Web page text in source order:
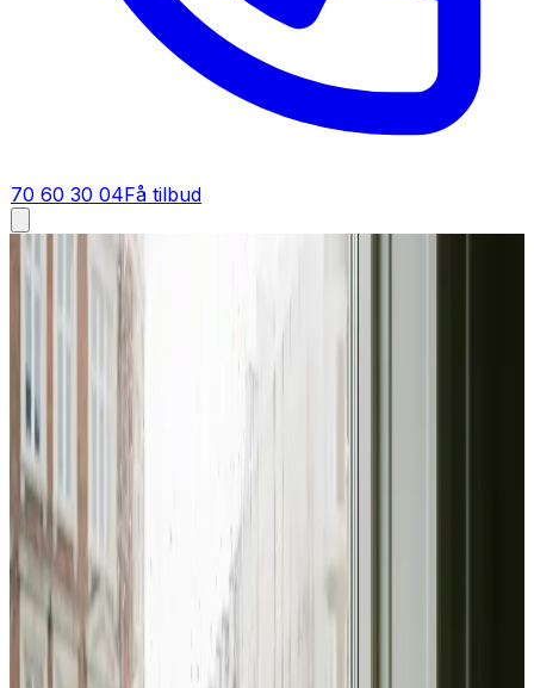
70 60 30 04Få tilbud
Industriventilation i
Industriventilation i Solrød
Vi er din industriventilations-partner i Solrød og omegn.
Fra svejserøgsudsugning og støvhåndtering til
kontorventilation med CO₂-styring — vi dimensionerer
korrekt og leverer fuld måledokumentation.